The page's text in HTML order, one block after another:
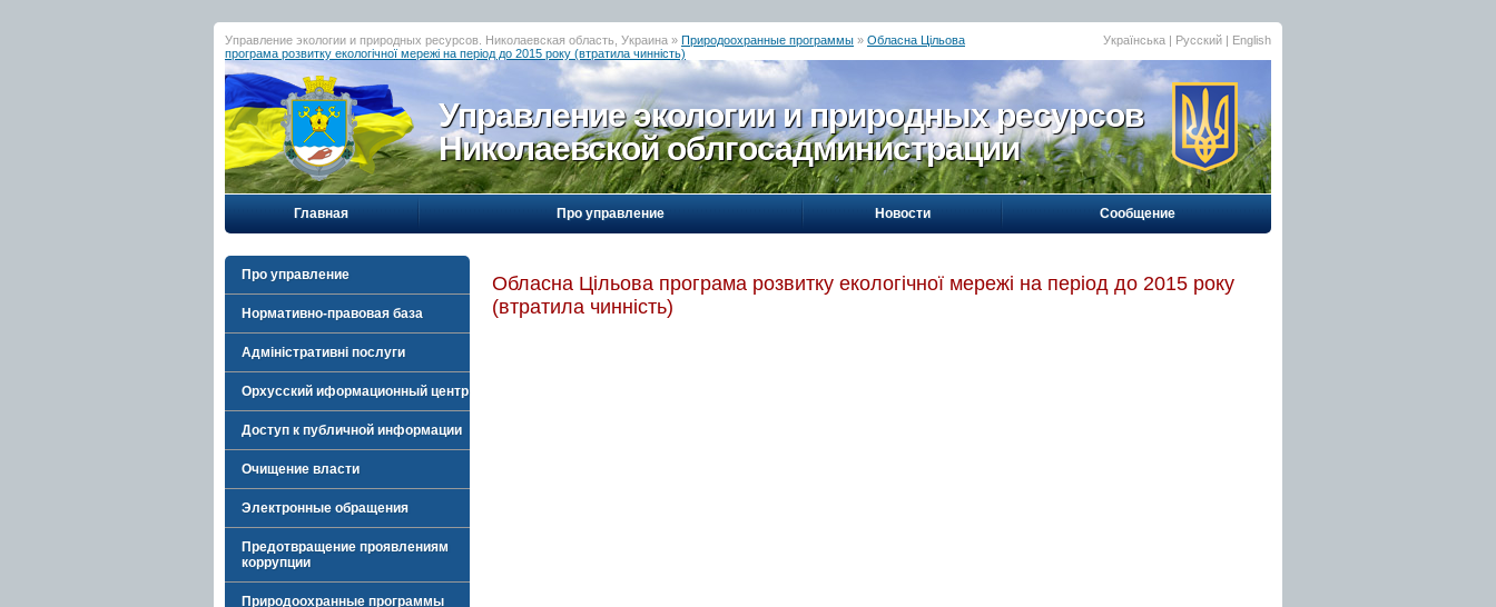
Управление экологии и природных ресурсов. Николаевская область, Украина » Природоохранные программы » Обласна Цільова
програма розвитку екологічної мережі на період до 2015 року (втратила чинність)
Українська | Русский | English
Управление экологии и природных ресурсов
Николаевской облгосадминистрации
Главная Про управление Новости Сообщение
Про управление
Нормативно-правовая база
Адміністративні послуги
Орхусский иформационный центр
Доступ к публичной информации
Очищение власти
Электронные обращения
Предотвращение проявлениям
коррупции
Природоохранные программы
Обласна Цільова програма розвитку екологічної мережі на період до 2015 року
(втратила чинність)